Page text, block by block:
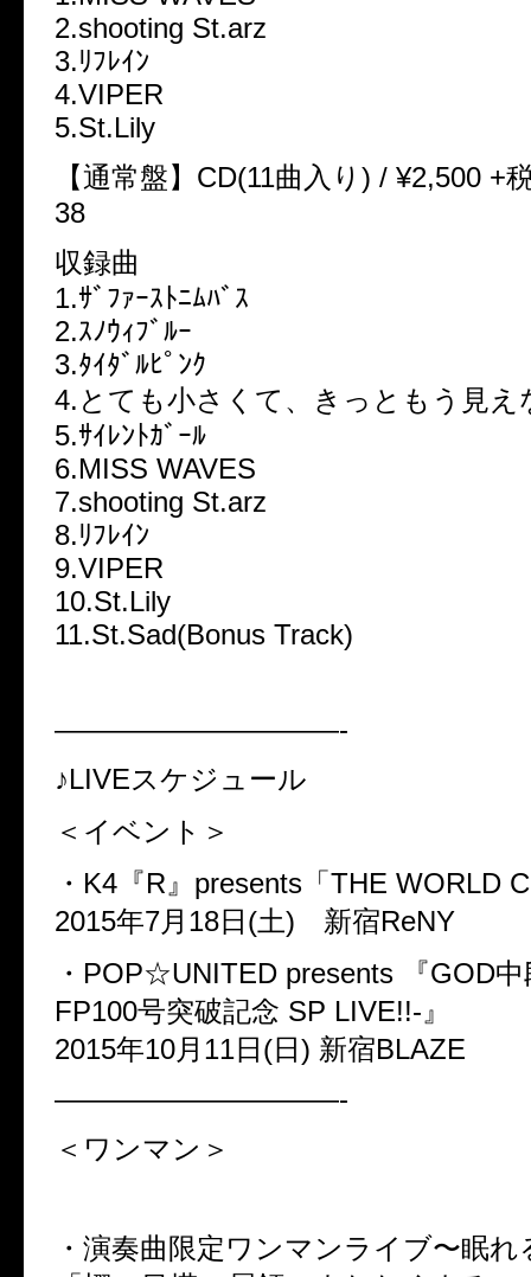
2.shooting St.arz
3.ﾘﾌﾚｲﾝ
4.VIPER
5.St.Lily
【通常盤】CD(11曲入り) / ¥2,500 +
38
収録曲
1.ｻﾞﾌｧｰｽﾄﾆﾑﾊﾞｽ
2.ｽﾉｳｨﾌﾞﾙｰ
3.ﾀｲﾀﾞﾙﾋﾟﾝｸ
4.とても小さくて、きっともう見え
5.ｻｲﾚﾝﾄｶﾞｰﾙ
6.MISS WAVES
7.shooting St.arz
8.ﾘﾌﾚｲﾝ
9.VIPER
10.St.Lily
11.St.Sad(Bonus Track)
——————————-
♪LIVEスケジュール
＜イベント＞
・K4『R』presents「THE WORLD
2015年7月18日(土) 新宿ReNY
・POP☆UNITED presents 『GOD
FP100号突破記念 SP LIVE!!-』
2015年10月11日(日) 新宿BLAZE
——————————-
＜ワンマン＞
・演奏曲限定ワンマンライブ〜眠